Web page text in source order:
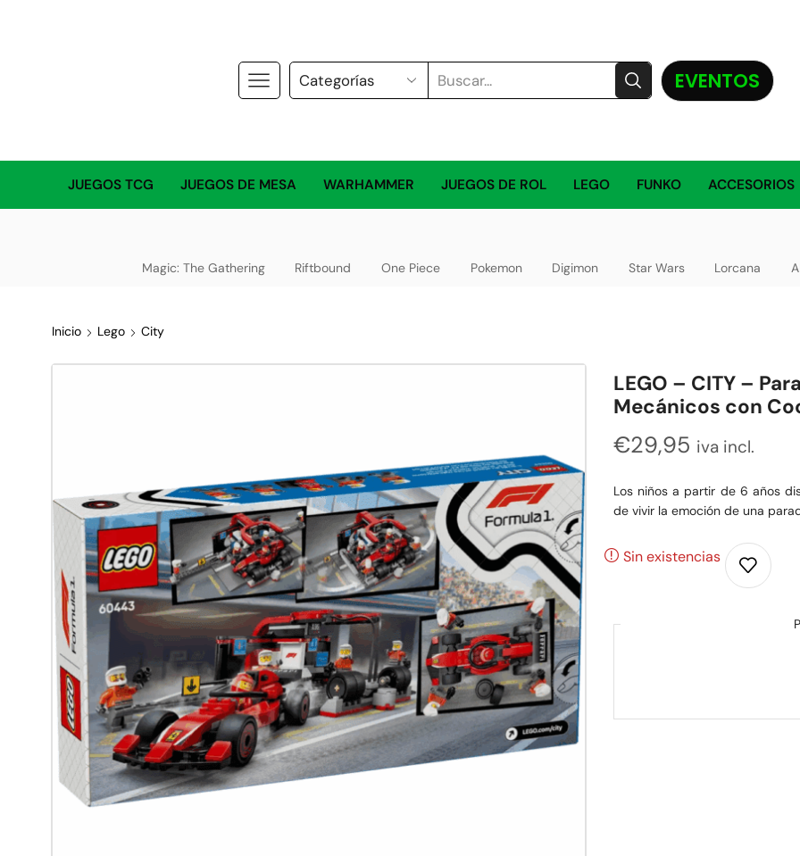
EVENTOS
JUEGOS TCG JUEGOS DE MESA WARHAMMER JUEGOS DE ROL LEGO FUNKO ACCESORIOS
Magic: The Gathering Riftbound One Piece Pokemon Digimon Star Wars Lorcana
Inicio Lego City
LEGO – CITY –
Mecánicos con
€29,95 iva incl.
Los niños a partir de 6 años
de vivir la emoción de una
Sin existencias